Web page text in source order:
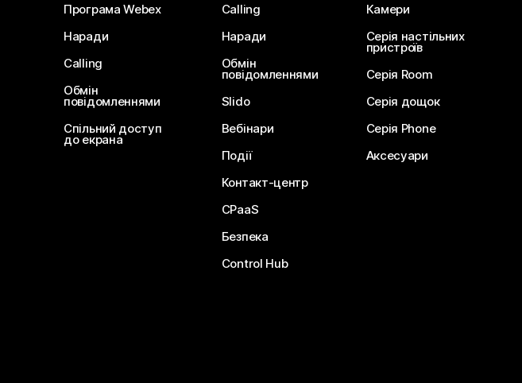
Програма Webex
Наради
Calling
Обмін
повідомленнями
Спільний доступ
до екрана
Calling
Наради
Обмін
повідомленнями
Slido
Вебінари
Події
Контакт-центр
CPaaS
Безпека
Control Hub
Камери
Серія настільних
пристроїв
Серія Room
Серія дощок
Серія Phone
Аксесуари